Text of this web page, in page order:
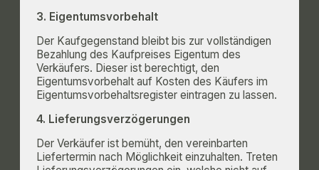
3. Eigentumsvorbehalt
Der Kaufgegenstand bleibt bis zur vollständigen
Bezahlung des Kaufpreises Eigentum des
Verkäufers. Dieser ist berechtigt, den
Eigentumsvorbehalt auf Kosten des Käufers im
Eigentumsvorbehaltsregister eintragen zu lassen.
4. Lieferungsverzögerungen
Der Verkäufer ist bemüht, den vereinbarten
Liefertermin nach Möglichkeit einzuhalten. Treten